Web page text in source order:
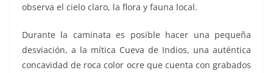
observa el cielo claro, la flora y fauna local.
Durante la caminata es posible hacer una pequeña
desviación, a la mítica Cueva de Indios, una auténtica
concavidad de roca color ocre que cuenta con grabados